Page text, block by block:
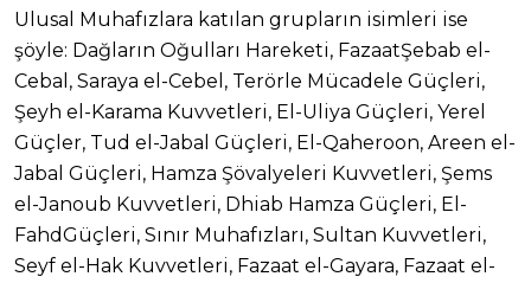
Ulusal Muhafızlara katılan grupların isimleri ise
şöyle: Dağların Oğulları Hareketi, FazaatŞebab el-
Cebal, Saraya el-Cebel, Terörle Mücadele Güçleri,
Şeyh el-Karama Kuvvetleri, El-Uliya Güçleri, Yerel
Güçler, Tud el-Jabal Güçleri, El-Qaheroon, Areen el-
Jabal Güçleri, Hamza Şövalyeleri Kuvvetleri, Şems
el-Janoub Kuvvetleri, Dhiab Hamza Güçleri, El-
FahdGüçleri, Sınır Muhafızları, Sultan Kuvvetleri,
Seyf el-Hak Kuvvetleri, Fazaat el-Gayara, Fazaat el-